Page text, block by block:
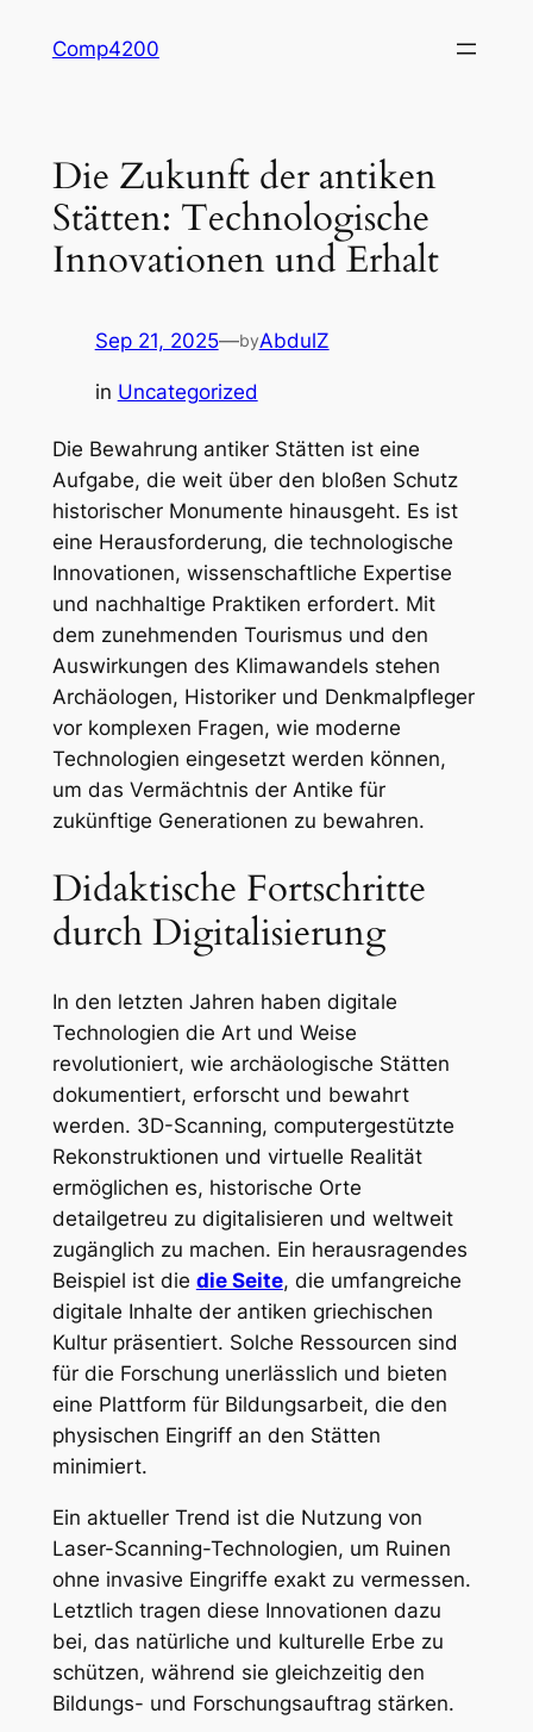
Comp4200
Die Zukunft der antiken
Stätten: Technologische
Innovationen und Erhalt
Sep 21, 2025—byAbdulZ
in Uncategorized
Die Bewahrung antiker Stätten ist eine
Aufgabe, die weit über den bloßen Schutz
historischer Monumente hinausgeht. Es ist
eine Herausforderung, die technologische
Innovationen, wissenschaftliche Expertise
und nachhaltige Praktiken erfordert. Mit
dem zunehmenden Tourismus und den
Auswirkungen des Klimawandels stehen
Archäologen, Historiker und Denkmalpfleger
vor komplexen Fragen, wie moderne
Technologien eingesetzt werden können,
um das Vermächtnis der Antike für
zukünftige Generationen zu bewahren.
Didaktische Fortschritte
durch Digitalisierung
In den letzten Jahren haben digitale
Technologien die Art und Weise
revolutioniert, wie archäologische Stätten
dokumentiert, erforscht und bewahrt
werden. 3D-Scanning, computergestützte
Rekonstruktionen und virtuelle Realität
ermöglichen es, historische Orte
detailgetreu zu digitalisieren und weltweit
zugänglich zu machen. Ein herausragendes
Beispiel ist die die Seite, die umfangreiche
digitale Inhalte der antiken griechischen
Kultur präsentiert. Solche Ressourcen sind
für die Forschung unerlässlich und bieten
eine Plattform für Bildungsarbeit, die den
physischen Eingriff an den Stätten
minimiert.
Ein aktueller Trend ist die Nutzung von
Laser-Scanning-Technologien, um Ruinen
ohne invasive Eingriffe exakt zu vermessen.
Letztlich tragen diese Innovationen dazu
bei, das natürliche und kulturelle Erbe zu
schützen, während sie gleichzeitig den
Bildungs- und Forschungsauftrag stärken.